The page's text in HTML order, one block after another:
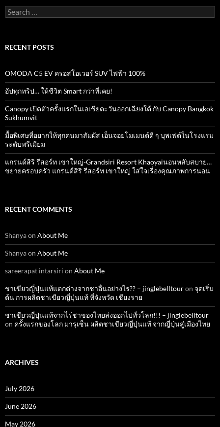
Search
for:
RECENT POSTS
OMODA C5 EV ครอสโอเวอร์ SUV ไฟฟ้า 100%
อัปทุกทริป… ให้ชีวิต Smart กว่าที่เคย!
Canopy เปิดตัวครั้งแรกในเอเชียตะวันออกเฉียงใต้ กับ Canopy Bangkok
Sukhumvit
มื้อพิเศษที่อยากให้ทุกคนมาสัมผัส เอ็นจอยโมเมนต์ดี ๆ บุพเฟ่ต์ในโรงแรม
ระดับพรีเมียม
แกรนด์สิริ​ รีสอร์ท​ เขาใหญ่​-Grandsiri​ Resort​ Khaoyaiนอนหลับสบาย…
ขยายครอบครัว แกรนด์สิริ รีสอร์ท เขาใหญ่ ใส่ใจเรื่องคุณภาพการนอน
RECENT COMMENTS
Shanyaon About Me
Shanyaon About Me
sareerapat intarsiri on About Me
ชาเขียวญี่ปุ่นแท้แตกต่างจากชาอื่นอย่างไร?? – jinglebelltouron จุดเริ่ม
ต้น การผลิตชาเขียวญี่ปุ่นแท้ ที่จังหวัด เชียงราย
ชาเขียวญี่ปุ่นแท้จากไร่ชาของไทยส่งออกไปทั่วโลก!!! – jinglebelltour
on ครั้งแรกของโลก มารุเซ็น ผลิตชาเขียวญี่ปุ่นแท้ จากญี่ปุ่นสู่เมืองไทย
ARCHIVES
July 2026
June 2026
May 2026